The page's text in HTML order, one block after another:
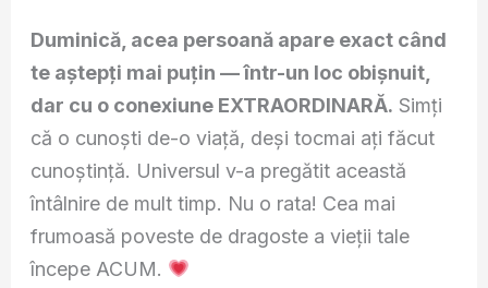
Duminică, acea persoană apare exact când
te aștepți mai puțin — într-un loc obișnuit,
dar cu o conexiune EXTRAORDINARĂ. Simți
că o cunoști de-o viață, deși tocmai ați făcut
cunoștință. Universul v-a pregătit această
întâlnire de mult timp. Nu o rata! Cea mai
frumoasă poveste de dragoste a vieții tale
începe ACUM.